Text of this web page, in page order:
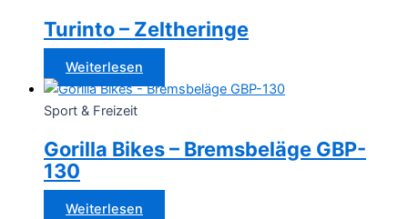
Turinto – Zeltheringe
Weiterlesen
Sport & Freizeit
Gorilla Bikes – Bremsbeläge GBP-
130
Weiterlesen